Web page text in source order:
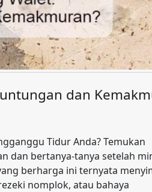
dan
Tidur Anda? Temukan
dan bertanya-tanya setelah
berharga ini ternyata
nomplok, atau bahaya